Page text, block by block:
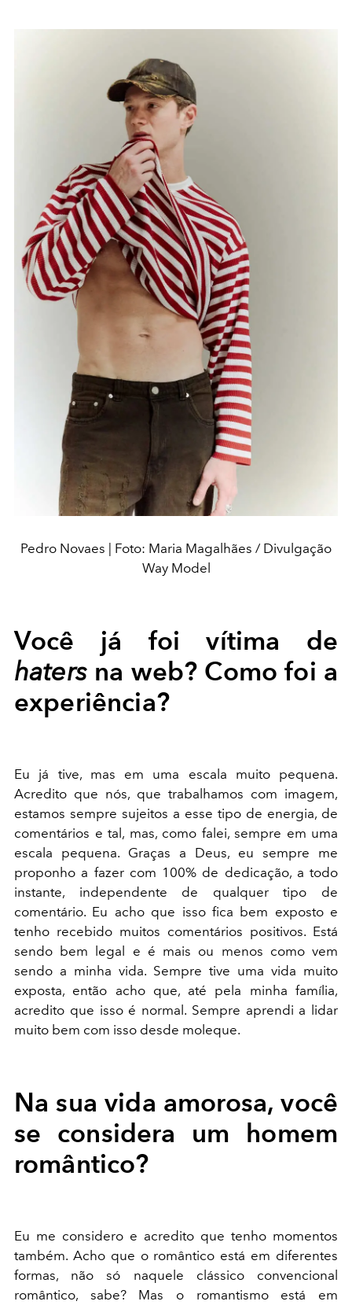
Pedro Novaes | Foto: Maria Magalhães / Divulgação
Way Model
Você já foi vítima de
haters na web? Como foi a
experiência?
Eu já tive, mas em uma escala muito pequena.
Acredito que nós, que trabalhamos com imagem,
estamos sempre sujeitos a esse tipo de energia, de
comentários e tal, mas, como falei, sempre em uma
escala pequena. Graças a Deus, eu sempre me
proponho a fazer com 100% de dedicação, a todo
instante, independente de qualquer tipo de
comentário. Eu acho que isso fica bem exposto e
tenho recebido muitos comentários positivos. Está
sendo bem legal e é mais ou menos como vem
sendo a minha vida. Sempre tive uma vida muito
exposta, então acho que, até pela minha família,
acredito que isso é normal. Sempre aprendi a lidar
muito bem com isso desde moleque.
Na sua vida amorosa, você
se considera um homem
romântico?
Eu me considero e acredito que tenho momentos
também. Acho que o romântico está em diferentes
formas, não só naquele clássico convencional
romântico, sabe? Mas o romantismo está em